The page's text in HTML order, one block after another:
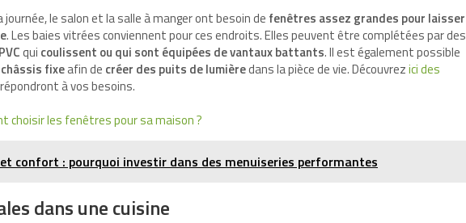
le salon et la salle à manger ont besoin de fenêtres assez grandes pour laisser
. Les baies vitrées conviennent pour ces endroits. Elles peuvent être complétées par des
qui coulissent ou qui sont équipées de vantaux battants. Il est également possible
fixeafin de créer des puits de lumièredans la pièce de vie. Découvrezici des
à vos besoins.
choisir les fenêtres pour sa maison ?
confort : pourquoi investir dans des menuiseries performantes
dans une cuisine